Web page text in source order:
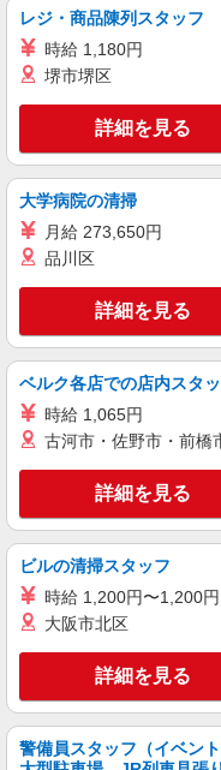
時給
埼
キープ
戦力エージェント株式会社
カン
【
契約社員
GritMate株式会社
【即赴
埼玉
派遣社員
株式会社ユース.GF 大宮支
部品の
時給
埼玉
レジ・商品陳列スタッフ
時給 1,180円
堺市堺区
詳細を見る
大学病院の清掃
月給 273,650円
品川区
詳細を見る
ベルク各店での店内スタ
時給 1,065円
古河市・佐野市・前橋
詳細を見る
ビルの清掃スタッフ
時給 1,200円〜1,200円
大阪市北区
詳細を見る
警備員スタッフ（イベン